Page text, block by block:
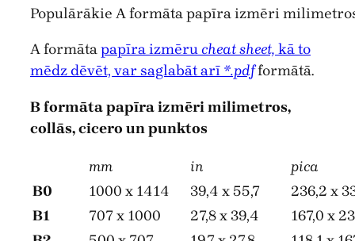
Populārākie A formāta papīra izmēri
A formātapapīra izmērucheat sheet, kā to
mēdz dēvēt, var saglabāt arī *.pdfformātā.
B formāta papīra izmērimilimetros,
collās, cicero un punktos
mm in
pica
B0
1000 x 1414 39,4 x 55,7
236,2 x
B1
707 x 1000 27,8 x 39,4
167,0 x